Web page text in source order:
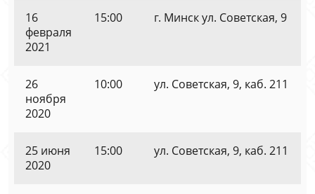
16
февраля
2021
15:00 г. Минск ул. Советская, 9
26
ноября
2020
10:00 ул. Советская, 9, каб. 211
25 июня
2020
15:00 ул. Советская, 9, каб. 211